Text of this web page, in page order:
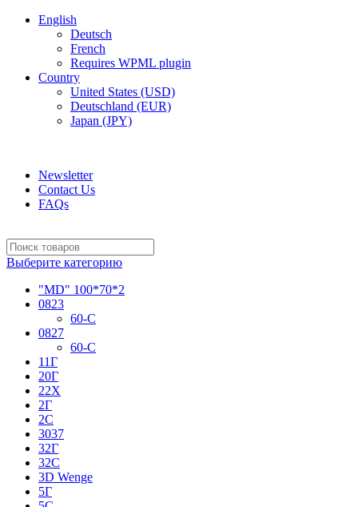
English
Deutsch
French
Requires WPML plugin
Country
United States (USD)
Deutschland (EUR)
Japan (JPY)
Newsletter
Contact Us
FAQs
Выберите категорию
"MD" 100*70*2
0823
60-C
0827
60-C
11Г
20Г
22Х
2Г
2С
3037
32Г
32С
3D Wenge
5Г